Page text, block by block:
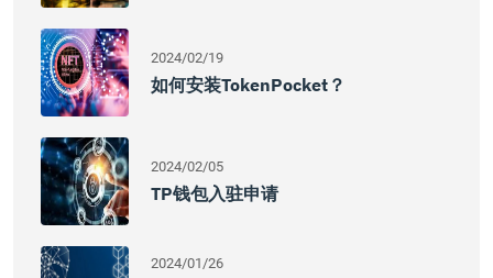
2024/02/19
如何安装TokenPocket？
2024/02/05
TP钱包入驻申请
2024/01/26